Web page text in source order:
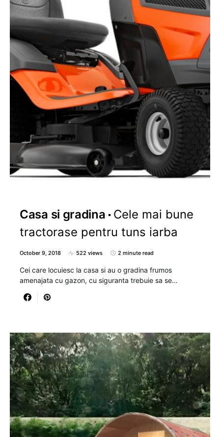
Casa si gradina
Cele mai bune
tractorase pentru tuns iarba
October 9, 2018 522 views 2 minute read
Cei care locuiesc la casa si au o gradina frumos
amenajata cu gazon, cu siguranta trebuie sa se…